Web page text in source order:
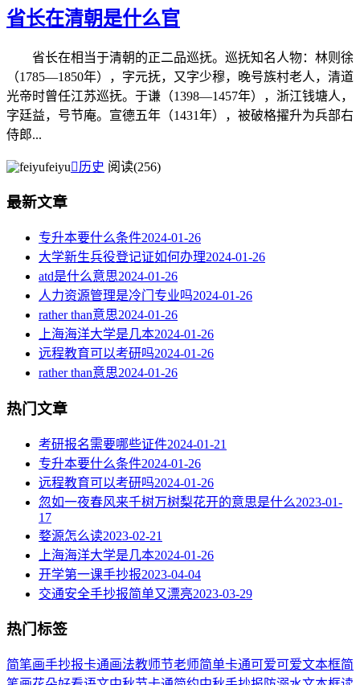
省长在清朝是什么官
省长在相当于清朝的正二品巡抚。巡抚知名人物：林则徐
（1785—1850年），字元抚，又字少穆，晚号族村老人，清道
光帝时曾任江苏巡抚。于谦（1398—1457年），浙江钱塘人，
字廷益，号节庵。宣德五年（1431年），被破格擢升为兵部右
侍郎...
feiyu历史 阅读(256)
最新文章
专升本要什么条件2024-01-26
大学新生兵役登记证如何办理2024-01-26
atd是什么意思2024-01-26
人力资源管理是冷门专业吗2024-01-26
rather than意思2024-01-26
上海海洋大学是几本2024-01-26
远程教育可以考研吗2024-01-26
rather than意思2024-01-26
热门文章
考研报名需要哪些证件2024-01-21
专升本要什么条件2024-01-26
远程教育可以考研吗2024-01-26
忽如一夜春风来千树万树梨花开的意思是什么2023-01-
17
婺源怎么读2023-02-21
上海海洋大学是几本2024-01-26
开学第一课手抄报2023-04-04
交通安全手抄报简单又漂亮2023-03-29
热门标签
简笔画手抄报卡通画法教师节老师简单卡通可爱可爱文本框简